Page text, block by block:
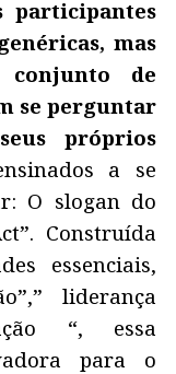
mas
de
se perguntar
próprios
a se
O slogan do
Construída
essenciais,
liderança
“, essa
para o